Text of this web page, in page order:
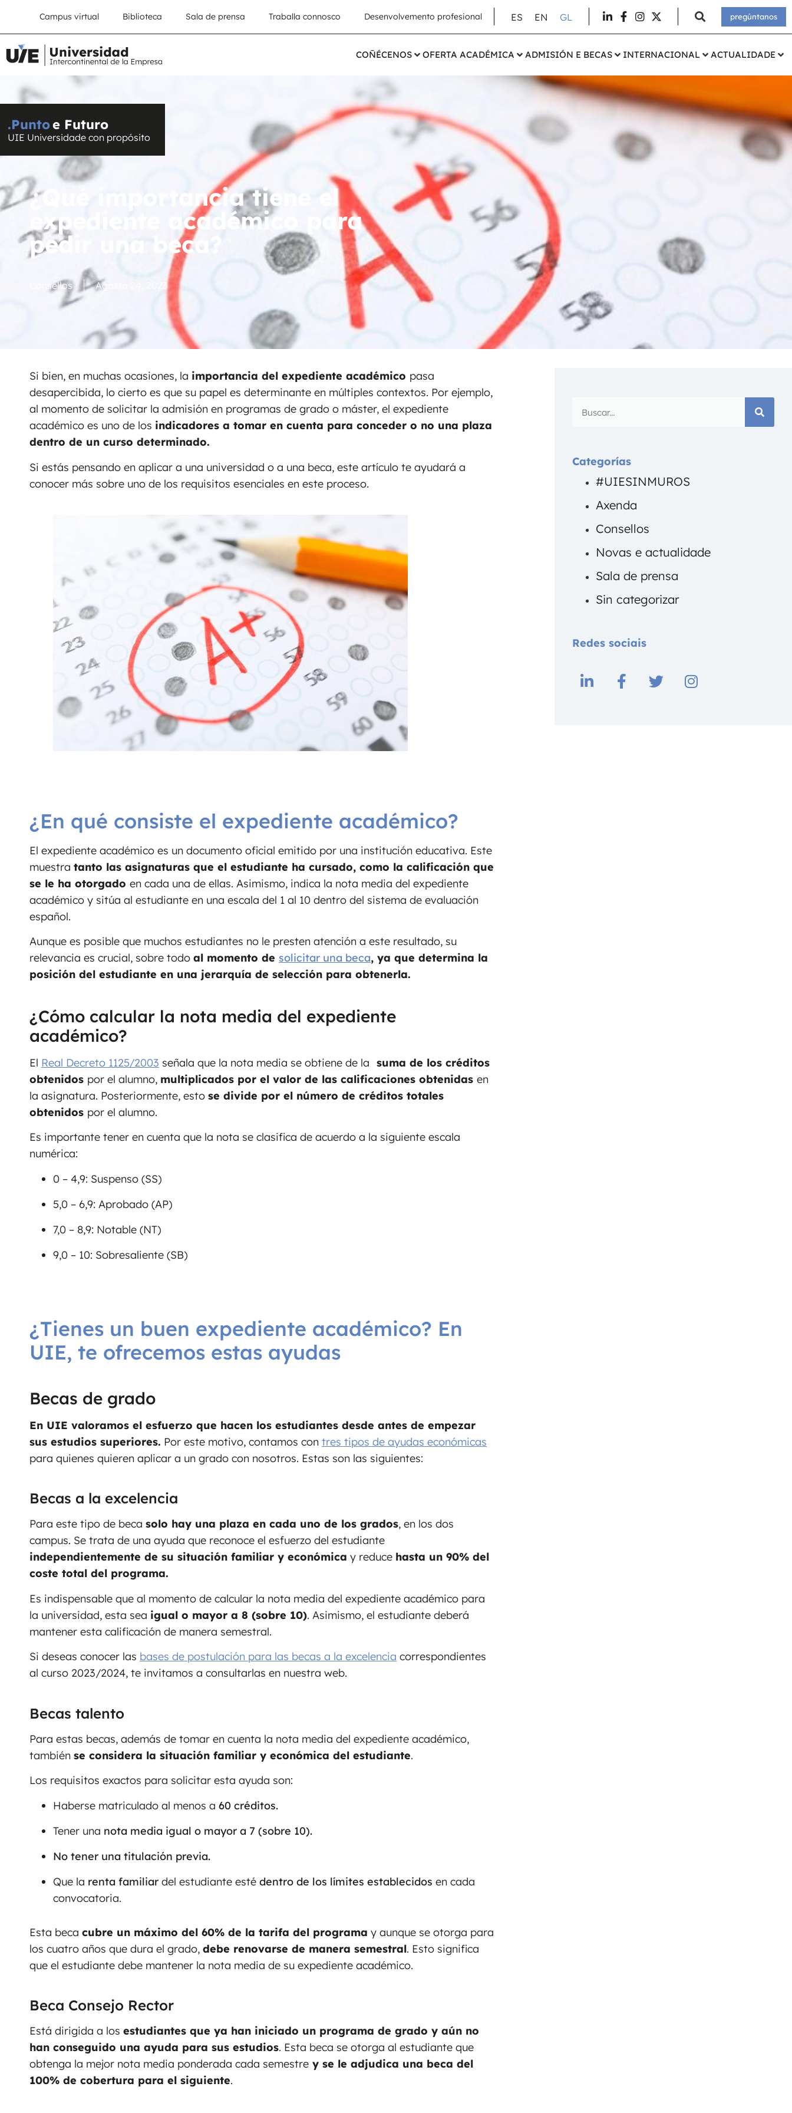
Campus virtual Biblioteca Sala de prensa Traballa connosco Desenvolvemento profesional ES EN GL pregúntanos
COÑÉCENOS OFERTA ACADÉMICA ADMISIÓN E BECAS INTERNACIONAL ACTUALIDADE
.Puntoe Futuro
UIE Universidade con propósito
¿Qué importancia tiene el
expediente académico para
pedir una beca?
Consellos Agosto 24, 2023
Si bien, en muchas ocasiones, la importancia del expediente académico pasa
desapercibida, lo cierto es que su papel es determinante en múltiples contextos. Por ejemplo,
al momento de solicitar la admisión en programas de grado o máster, el expediente
académico es uno de los indicadores a tomar en cuenta para conceder o no una plaza
dentro de un curso determinado.
Si estás pensando en aplicar a una universidad o a una beca, este artículo te ayudará a
conocer más sobre uno de los requisitos esenciales en este proceso.
¿En qué consiste el expediente académico?
El expediente académico es un documento oficial emitido por una institución educativa. Este
muestra tanto las asignaturas que el estudiante ha cursado, como la calificación que
se le ha otorgado en cada una de ellas. Asimismo, indica la nota media del expediente
académico y sitúa al estudiante en una escala del 1 al 10 dentro del sistema de evaluación
español.
Aunque es posible que muchos estudiantes no le presten atención a este resultado, su
relevancia es crucial, sobre todo al momento de solicitar una beca, ya que determina la
posición del estudiante en una jerarquía de selección para obtenerla.
¿Cómo calcular la nota media del expediente
académico?
El Real Decreto 1125/2003 señala que la nota media se obtiene de la suma de los créditos
obtenidos por el alumno, multiplicados por el valor de las calificaciones obtenidas en
la asignatura. Posteriormente, esto se divide por el número de créditos totales
obtenidos por el alumno.
Es importante tener en cuenta que la nota se clasifica de acuerdo a la siguiente escala
numérica:
0 – 4,9: Suspenso (SS)
5,0 – 6,9: Aprobado (AP)
7,0 – 8,9: Notable (NT)
9,0 – 10: Sobresaliente (SB)
¿Tienes un buen expediente académico? En
UIE, te ofrecemos estas ayudas
Becas de grado
En UIE valoramos el esfuerzo que hacen los estudiantes desde antes de empezar
sus estudios superiores. Por este motivo, contamos con tres tipos de ayudas económicas
para quienes quieren aplicar a un grado con nosotros. Estas son las siguientes:
Becas a la excelencia
Para este tipo de beca solo hay una plaza en cada uno de los grados, en los dos
campus. Se trata de una ayuda que reconoce el esfuerzo del estudiante
independientemente de su situación familiar y económica y reduce hasta un 90% del
coste total del programa.
Es indispensable que al momento de calcular la nota media del expediente académico para
la universidad, esta sea igual o mayor a 8 (sobre 10). Asimismo, el estudiante deberá
mantener esta calificación de manera semestral.
Si deseas conocer las bases de postulación para las becas a la excelencia correspondientes
al curso 2023/2024, te invitamos a consultarlas en nuestra web.
Becas talento
Para estas becas, además de tomar en cuenta la nota media del expediente académico,
también se considera la situación familiar y económica del estudiante.
Los requisitos exactos para solicitar esta ayuda son:
Haberse matriculado al menos a 60 créditos.
Tener una nota media igual o mayor a 7 (sobre 10).
No tener una titulación previa.
Que la renta familiar del estudiante esté dentro de los límites establecidos en cada
convocatoria.
Esta beca cubre un máximo del 60% de la tarifa del programa y aunque se otorga para
los cuatro años que dura el grado, debe renovarse de manera semestral. Esto significa
que el estudiante debe mantener la nota media de su expediente académico.
Beca Consejo Rector
Está dirigida a los estudiantes que ya han iniciado un programa de grado y aún no
han conseguido una ayuda para sus estudios. Esta beca se otorga al estudiante que
obtenga la mejor nota media ponderada cada semestre y se le adjudica una beca del
100% de cobertura para el siguiente.
Categorías
#UIESINMUROS
Axenda
Consellos
Novas e actualidade
Sala de prensa
Sin categorizar
Redes sociais